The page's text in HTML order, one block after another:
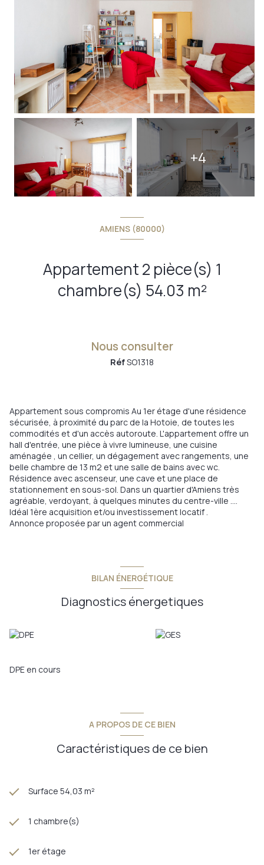
+4
AMIENS (80000)
Appartement 2 pièce(s) 1
chambre(s) 54.03 m²
Nous consulter
RéfSO1318
Appartement sous compromis Au 1er étage d'une résidence
sécurisée, à proximité du parc de la Hotoie, de toutes les
commodités et d'un accès autoroute. L'appartement offre un
hall d'entrée, une pièce à vivre lumineuse, une cuisine
aménagée , un cellier, un dégagement avec rangements, une
belle chambre de 13 m2 et une salle de bains avec wc.
Résidence avec ascenseur, une cave et une place de
stationnement en sous-sol. Dans un quartier d'Amiens très
agréable, verdoyant, à quelques minutes du centre-ville ....
Idéal 1ère acquisition et/ou investissement locatif .
Annonce proposée par un agent commercial
BILAN ÉNERGÉTIQUE
Diagnostics énergetiques
DPE en cours
A PROPOS DE CE BIEN
Caractéristiques de ce bien
Surface 54,03 m²
1 chambre(s)
1er étage